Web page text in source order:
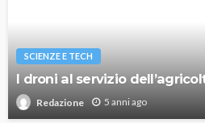
SCIENZE E TECH
I droni al servizio
Redazione 5 anni ago